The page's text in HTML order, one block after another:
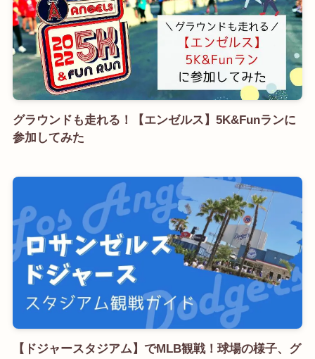
グラウンドも走れる！【エンゼルス】5K&Funランに
参加してみた
【ドジャースタジアム】でMLB観戦！球場の様子、グ